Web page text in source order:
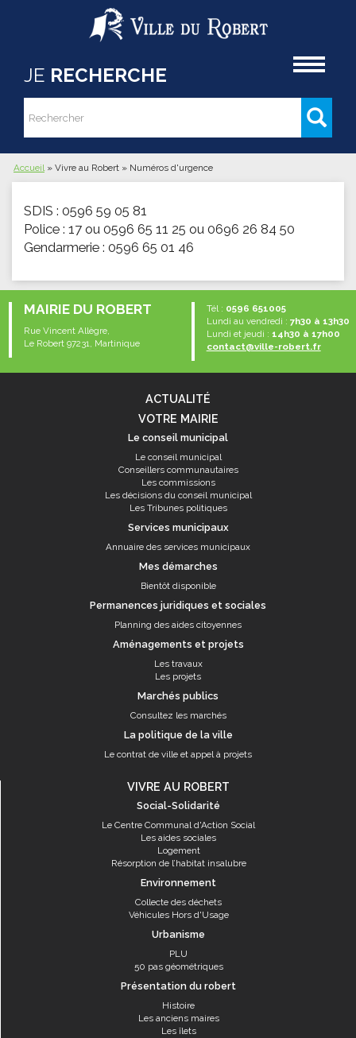
Aller au contenu principal
JE RECHERCHE
Formulaire de recherche
Rechercher
Vous êtes ici
Accueil » Vivre au Robert » Numéros d'urgence
SDIS : 0596 59 05 81
Police : 17 ou 0596 65 11 25 ou 0696 26 84 50
Gendarmerie : 0596 65 01 46
MAIRIE DU ROBERT
Rue Vincent Allègre,
Le Robert 97231, Martinique
Tél : 0596 651005
Lundi au vendredi : 7h30 à 13h30
Lundi et jeudi : 14h30 à 17h00
contact@ville-robert.fr
ACTUALITÉ
VOTRE MAIRIE
Le conseil municipal
Le conseil municipal
Conseillers communautaires
Les commissions
Les décisions du conseil municipal
Les Tribunes politiques
Services municipaux
Annuaire des services municipaux
Mes démarches
Bientôt disponible
Permanences juridiques et sociales
Planning des aides citoyennes
Aménagements et projets
Les travaux
Les projets
Marchés publics
Consultez les marchés
La politique de la ville
Le contrat de ville et appel à projets
VIVRE AU ROBERT
Social-Solidarité
Le Centre Communal d'Action Social
Les aides sociales
Logement
Résorption de l’habitat insalubre
Environnement
Collecte des déchets
Véhicules Hors d'Usage
Urbanisme
PLU
50 pas géométriques
Présentation du robert
Histoire
Les anciens maires
Les îlets